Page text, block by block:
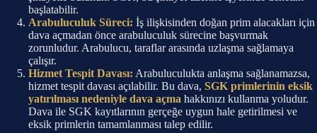
başlatabilir.
Arabuluculuk Süreci: İş ilişkisinden doğan prim alacakları için
dava açmadan önce arabuluculuk sürecine başvurmak
zorunludur. Arabulucu, taraflar arasında uzlaşma sağlamaya
çalışır.
Hizmet Tespit Davası: Arabuluculukta anlaşma sağlanamazsa,
hizmet tespit davası açılabilir. Bu dava, SGK primlerinin eksik
yatırılması nedeniyle dava açma hakkınızı kullanma yoludur.
Dava ile SGK kayıtlarının gerçeğe uygun hale getirilmesi ve
eksik primlerin tamamlanması talep edilir.